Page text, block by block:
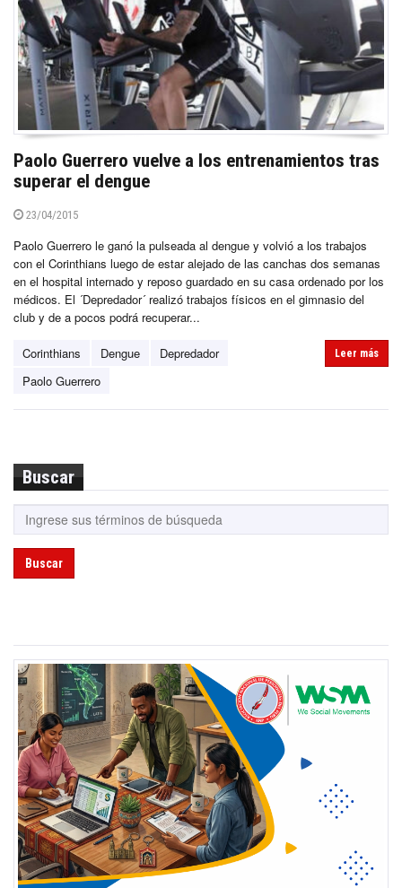
Paolo Guerrero vuelve a los entrenamientos tras
superar el dengue
23/04/2015
Paolo Guerrero le ganó la pulseada al dengue y volvió a los trabajos
con el Corinthians luego de estar alejado de las canchas dos semanas
en el hospital internado y reposo guardado en su casa ordenado por los
médicos. El ´Depredador´ realizó trabajos físicos en el gimnasio del
club y de a pocos podrá recuperar...
Corinthians Dengue
Depredador
Paolo Guerrero
Leer más
Buscar
Buscar